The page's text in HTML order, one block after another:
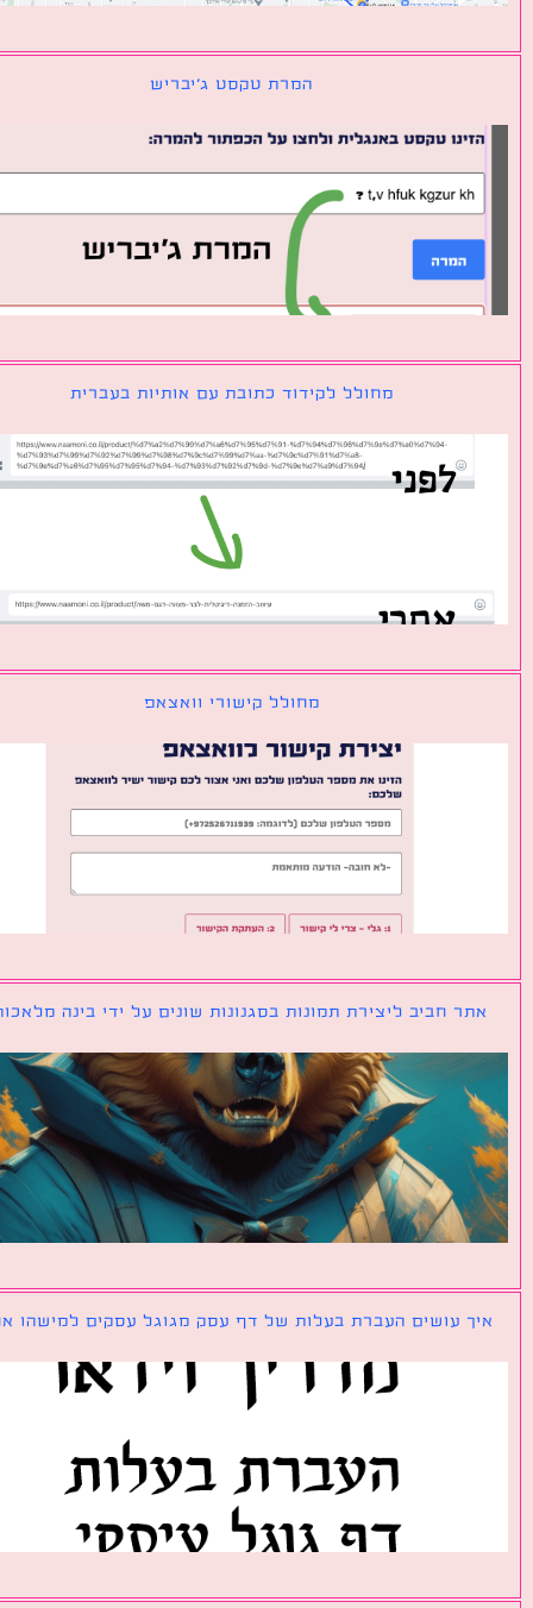
המרת טקסט ג׳יבריש
מחולל לקידוד כתובת עם אותיות בעברית
מחולל קישורי וואצאפ
חביב ליצירת תמונות בסגנונות שונים על ידי בינה מלאכותית
עושים העברת בעלות של דף עסק מגוגל עסקים למישהו אחר?